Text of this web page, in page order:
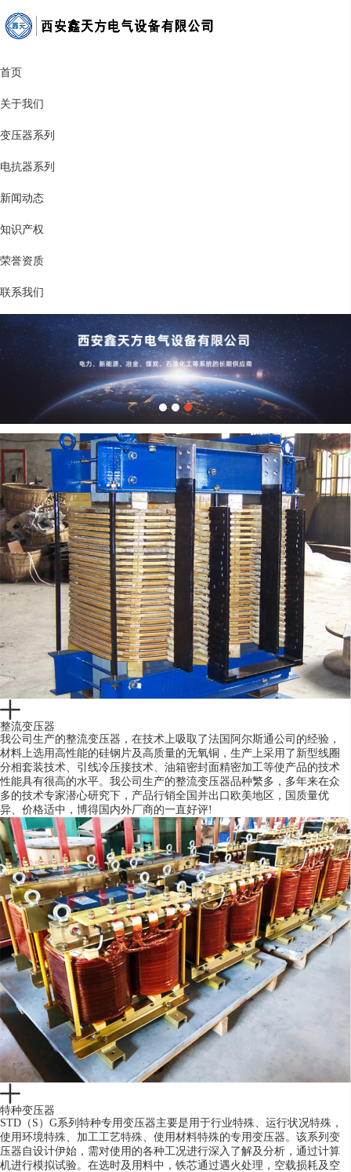
首页
关于我们
变压器系列
电抗器系列
新闻动态
知识产权
荣誉资质
联系我们
整流变压器
我公司生产的整流变压器，在技术上吸取了法国阿尔斯通公司的经验，
材料上选用高性能的硅钢片及高质量的无氧铜，生产上采用了新型线圈
分相套装技术、引线冷压接技术、油箱密封面精密加工等使产品的技术
性能具有很高的水平。我公司生产的整流变压器品种繁多，多年来在众
多的技术专家潜心研究下，产品行销全国并出口欧美地区，国质量优
异、价格适中，博得国内外厂商的一直好评!
特种变压器
STD（S）G系列特种专用变压器主要是用于行业特殊、运行状况特殊，
使用环境特殊、加工工艺特殊、使用材料特殊的专用变压器。该系列变
压器自设计伊始，需对使用的各种工况进行深入了解及分析，通过计算
机进行模拟试验。在选时及用料中，铁芯通过遇火处理，空载损耗及空